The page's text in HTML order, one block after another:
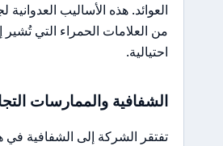
العوائد. هذه الأساليب العدوانية
من العلامات الحمراء التي
احتيالية.
الشفافية والممارسات
تفتقر الشركة إلى الشفافية